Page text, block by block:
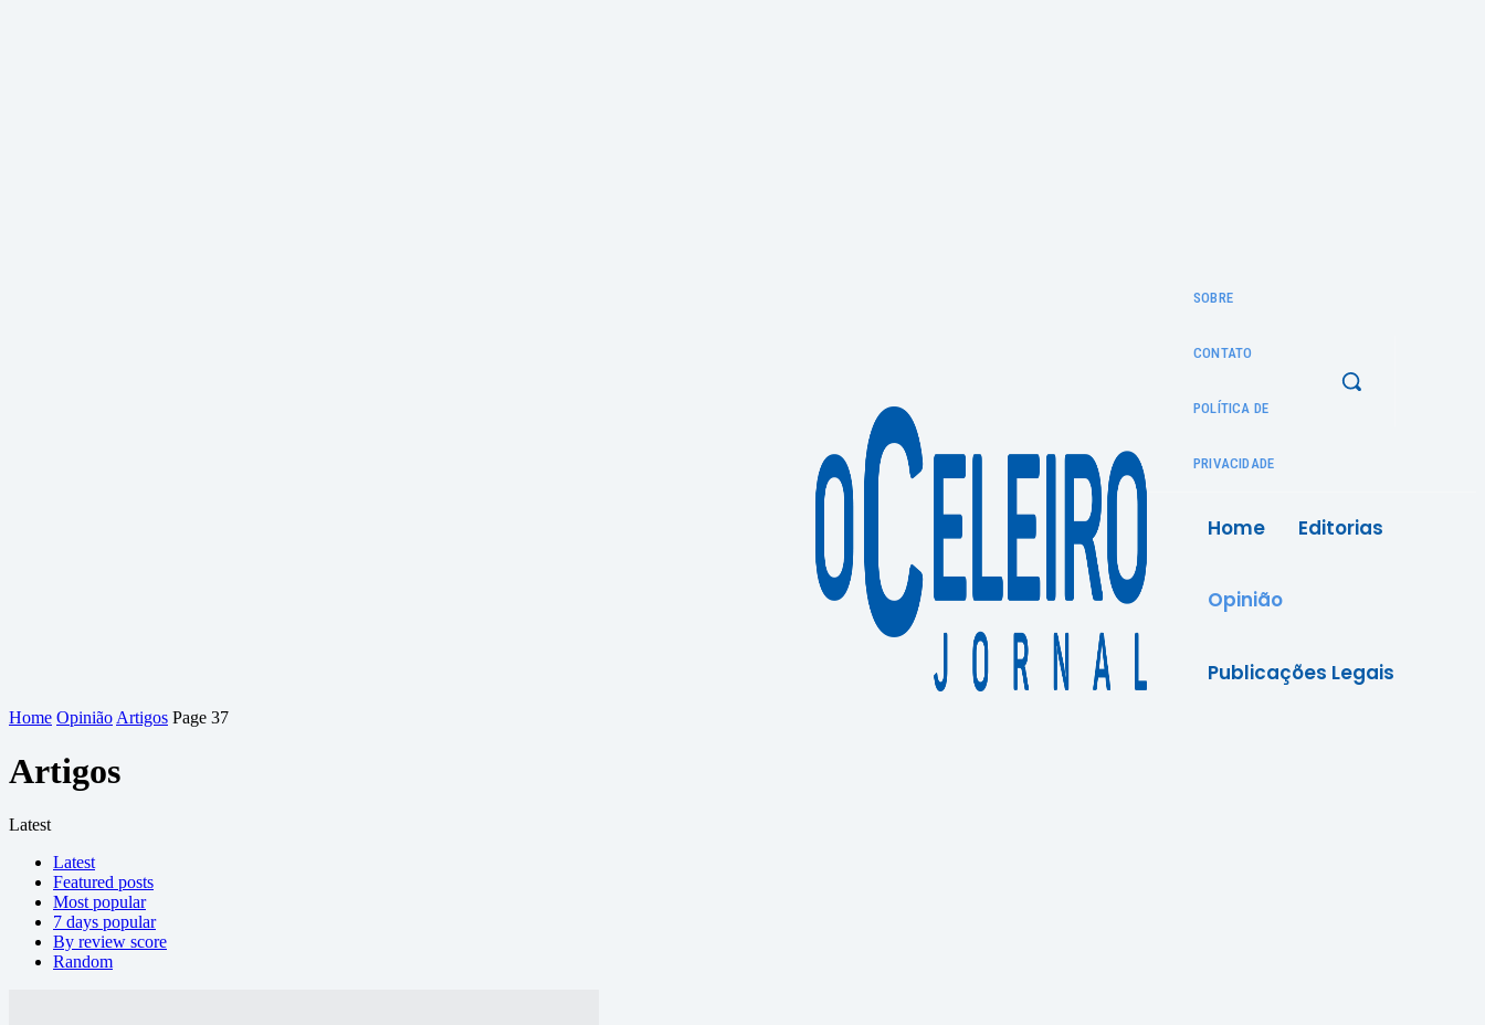
SOBRE
CONTATO
POLÍTICA DE
PRIVACIDADE
Home Editorias
Opinião
Publicações Legais
Home Opinião Artigos Page 37
Artigos
Latest
Latest
Featured posts
Most popular
7 days popular
By review score
Random